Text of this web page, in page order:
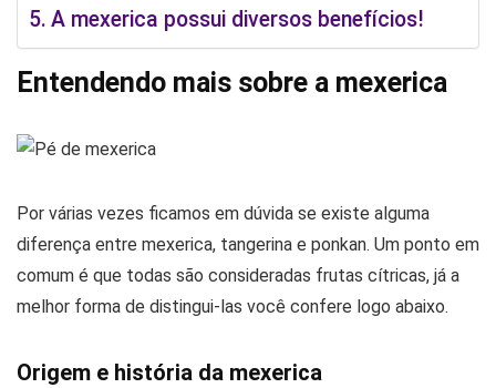
A mexerica possui diversos benefícios!
Entendendo mais sobre a mexerica
Por várias vezes ficamos em dúvida se existe alguma
diferença entre mexerica, tangerina e ponkan. Um ponto em
comum é que todas são consideradas frutas cítricas, já a
melhor forma de distingui-las você confere logo abaixo.
Origem e história da mexerica